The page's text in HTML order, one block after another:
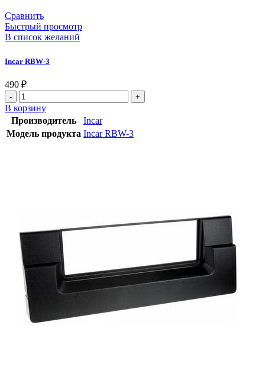
Сравнить
Быстрый просмотр
В список желаний
Incar RBW-3
490 ₽
В корзину
Производитель
Incar
Модель продукта Incar RBW-3